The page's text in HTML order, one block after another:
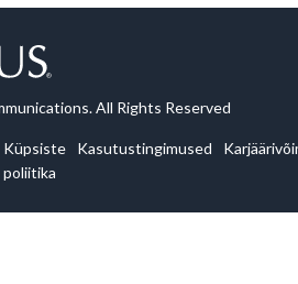
All Rights Reserved
Küpsiste
poliitika
Kasutustingimused